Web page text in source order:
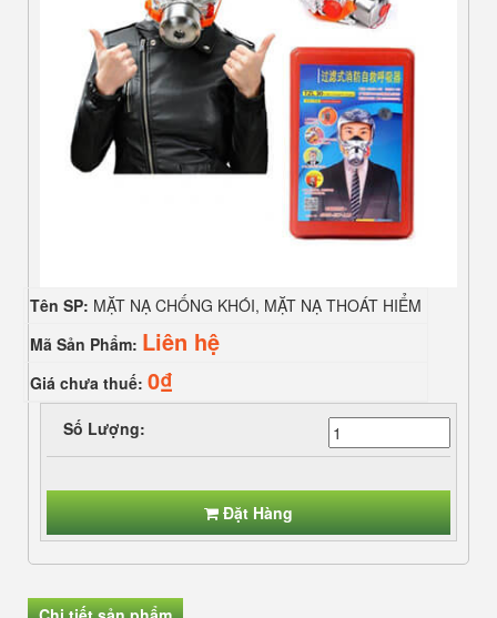
Tên SP: MẶT NẠ CHỐNG KHÓI, MẶT NẠ THOÁT HIỂM
Mã Sản Phẩm: Liên hệ
Giá chưa thuế: 0₫
Số Lượng:
Đặt Hàng